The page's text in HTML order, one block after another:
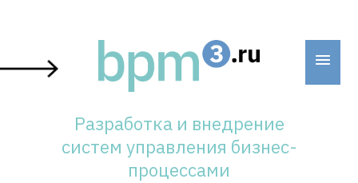
content
Разработка и внедрение
систем управления бизнес-
процессами